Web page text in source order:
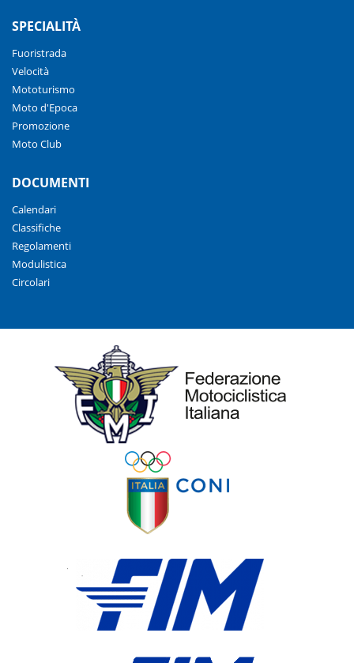
SPECIALITÀ
Fuoristrada
Velocità
Mototurismo
Moto d'Epoca
Promozione
Moto Club
DOCUMENTI
Calendari
Classifiche
Regolamenti
Modulistica
Circolari